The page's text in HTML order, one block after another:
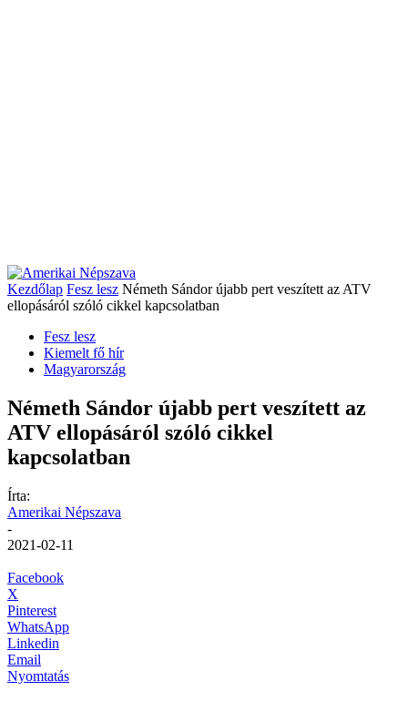
Kezdőlap Fesz lesz Németh Sándor újabb pert veszített az ATV
ellopásáról szóló cikkel kapcsolatban
Fesz lesz
Kiemelt fő hír
Magyarország
Németh Sándor újabb pert veszített az
ATV ellopásáról szóló cikkel
kapcsolatban
Írta:
Amerikai Népszava
-
2021-02-11
Facebook
X
Pinterest
WhatsApp
Linkedin
Email
Nyomtatás